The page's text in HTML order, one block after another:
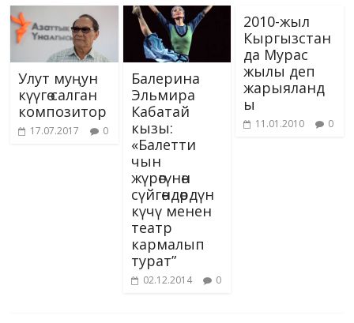
Улут муңун
күүгө салган
композитор
17.07.2017 0
Балерина
Эльмира
Кабатай
кызы:
«Балетти
чын
жүрөгүнөн
сүйгөндөрдүн
күчү менен
театр
кармалып
турат”
02.12.2014 0
2010-жыл
Кыргызстан
да Мурас
жылы деп
жарыяланд
ы
11.01.2010 0